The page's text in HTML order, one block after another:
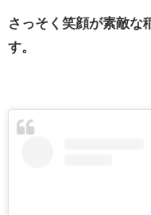
さっそく笑顔が素敵な
す。